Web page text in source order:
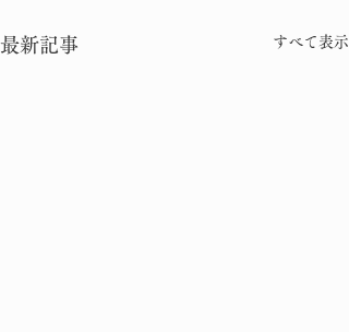
最新記事 すべて表示